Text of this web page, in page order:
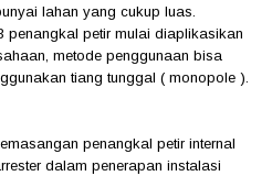
lahan yang cukup luas.
penangkal petir mulai diaplikasikan
metode penggunaan bisa
tiang tunggal ( monopole ).
penangkal petir internal
dalam penerapan instalasi